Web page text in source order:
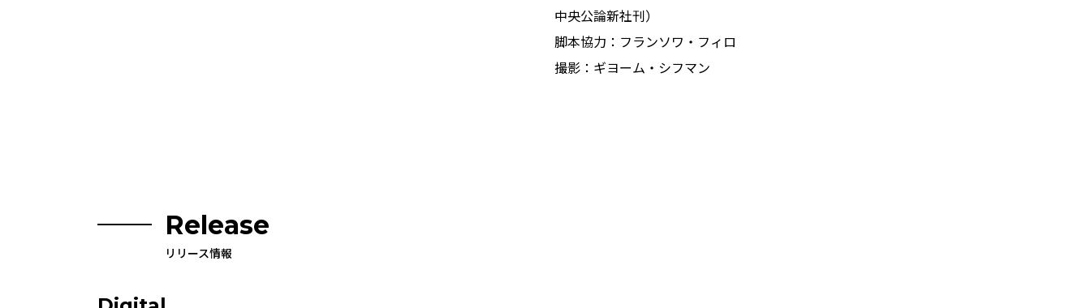
中央公論新社刊）
脚本協力：フランソワ・フィロ
撮影：ギヨーム・シフマン
Release
リリース情報